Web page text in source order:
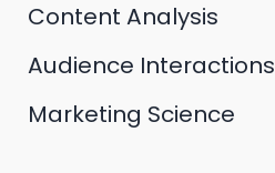
Content Analysis
Audience Interactions
Marketing Science